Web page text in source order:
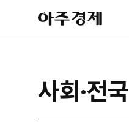
아
주
제
사회·전국